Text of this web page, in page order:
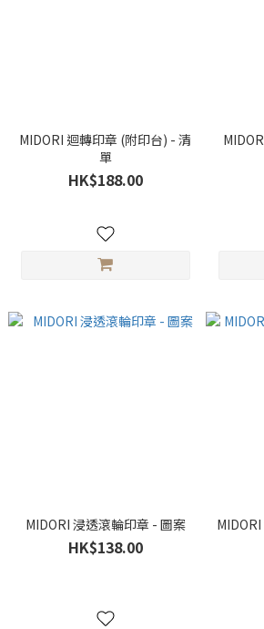
MIDORI 迴轉印章 (附印台) - 清
單
HK$188.00
MIDORI 浸透滾輪印章 - 圖案
HK$138.00